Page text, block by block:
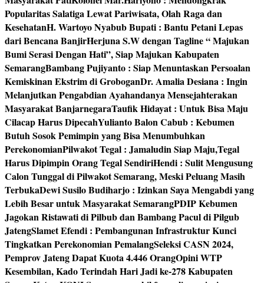
Popularitas Salatiga Lewat Pariwisata, Olah Raga dan
KesehatanH. Wartoyo Nyabub Bupati : Bantu Petani Lepas
dari Bencana BanjirHerjuna S.W dengan Tagline “ Majukan
Bumi Serasi Dengan Hati”, Siap Majukan Kabupaten
SemarangBambang Pujiyanto : Siap Menuntaskan Persoalan
Kemiskinan Ekstrim di GroboganDr. Amalia Desiana : Ingin
Melanjutkan Pengabdian Ayahandanya Mensejahterakan
Masyarakat BanjarnegaraTaufik Hidayat : Untuk Bisa Maju
Cilacap Harus DipecahYulianto Balon Cabub : Kebumen
Butuh Sosok Pemimpin yang Bisa Menumbuhkan
PerekonomianPilwakot Tegal : Jamaludin Siap Maju,Tegal
Harus Dipimpin Orang Tegal SendiriHendi : Sulit Mengusung
Calon Tunggal di Pilwakot Semarang, Meski Peluang Masih
TerbukaDewi Susilo Budiharjo : Izinkan Saya Mengabdi yang
Lebih Besar untuk Masyarakat SemarangPDIP Kebumen
Jagokan Ristawati di Pilbub dan Bambang Pacul di Pilgub
JatengSlamet Efendi : Pembangunan Infrastruktur Kunci
Tingkatkan Perekonomian PemalangSeleksi CASN 2024,
Pemprov Jateng Dapat Kuota 4.446 OrangOpini WTP
Kesembilan, Kado Terindah Hari Jadi ke-278 Kabupaten